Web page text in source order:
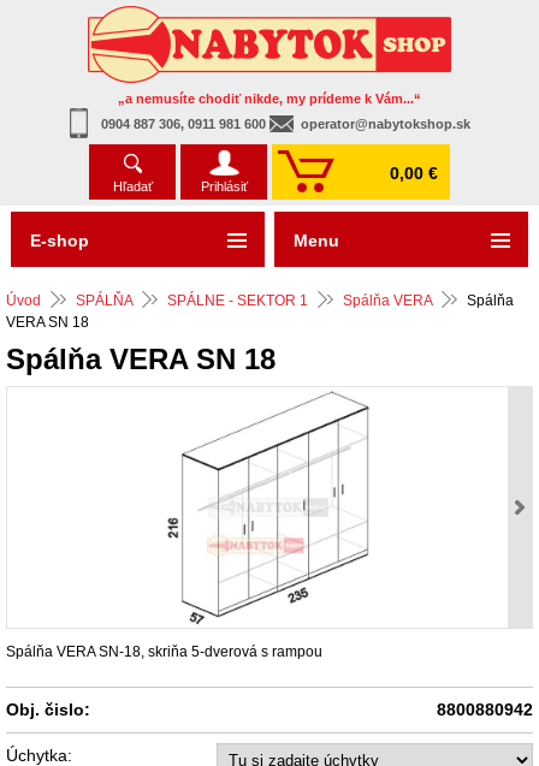
„a nemusíte chodiť nikde, my prídeme k Vám...“
0904 887 306, 0911 981 600
operator@nabytokshop.sk
Hľadať Prihlásiť
0,00 €
Úvod SPÁLŇA SPÁLNE - SEKTOR 1 Spálňa VERA
Spálňa
VERA SN 18
Spálňa VERA SN 18
Spálňa VERA SN-18, skriňa 5-dverová s rampou
Obj. čislo: 8800880942
Úchytka:
E-shop Menu